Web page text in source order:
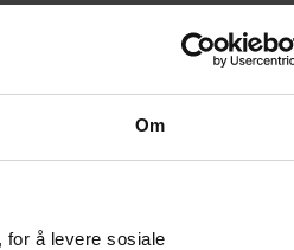
Om
for å levere sosiale